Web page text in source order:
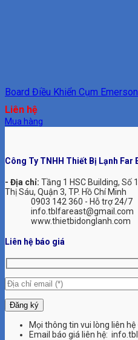
Board Điều Khiển Cụm
Liên hệ
Mua hàng
Công Ty TNHH Thiết Bị Lạnh Far
- Địa chỉ: Tầng 1 HSC Building, Số
Thị Sáu, Quận 3, TP. Hồ Chí Minh
0903 142 360 - Hỗ trợ 24/7
info.tblfareast@gmail.com
www.thietbidonglanh.com
Liên hệ báo giá
Mọi thông tin vui lòng liên hệ
Email báo giá liên hệ: